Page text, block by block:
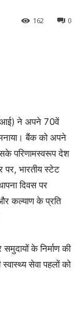
0
162
ने अपने 70वें
मनाया। बैंक को अपने
परिणामस्वरूप देश
भारतीय स्टेट
दिवस पर
कल्याण के प्रति
के निर्माण की
सेवा पहलों को